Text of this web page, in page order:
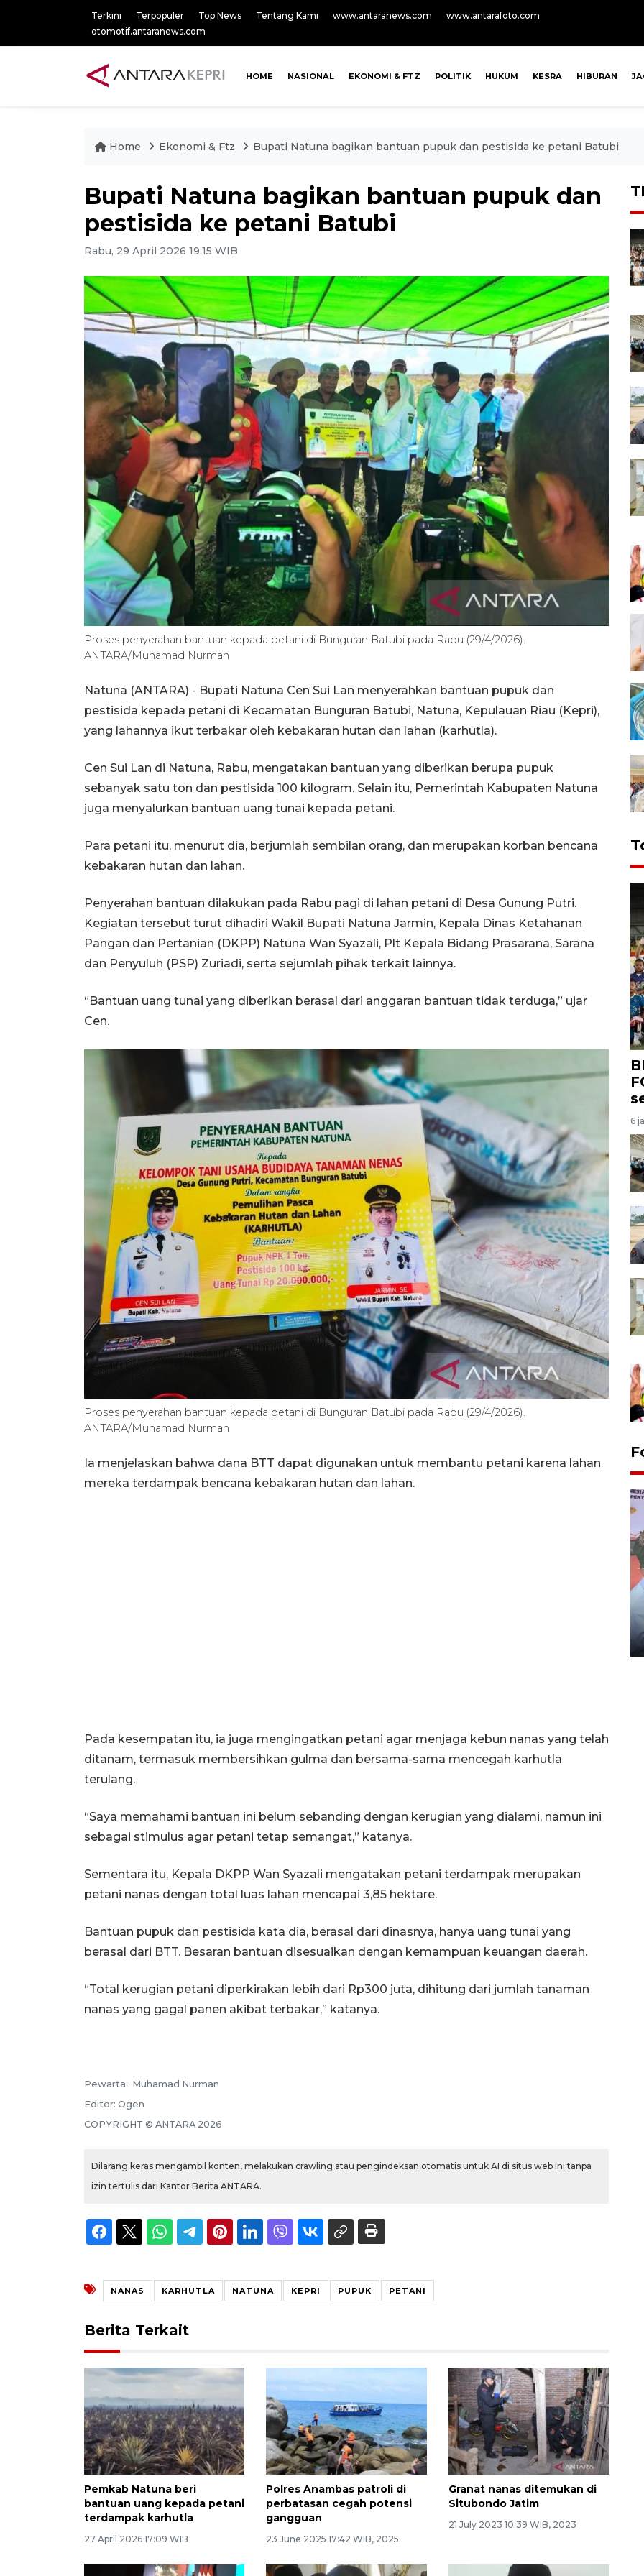
Terkini Terpopuler Top News Tentang Kami www.antaranews.com
www.antarafoto.com
otomotif.antaranews.com
HOME NASIONAL EKONOMI & FTZ POLITIK HUKUM KESRA HIBURAN
Home Ekonomi & Ftz Bupati Natuna bagikan bantuan pupuk dan pestisida ke petani Batubi
Bupati Natuna bagikan bantuan pupuk dan
pestisida ke petani Batubi
Rabu, 29 April 2026 19:15 WIB
Proses penyerahan bantuan kepada petani di Bunguran Batubi pada Rabu (29/4/2026).
ANTARA/Muhamad Nurman
Natuna (ANTARA) - Bupati Natuna Cen Sui Lan menyerahkan bantuan pupuk dan
pestisida kepada petani di Kecamatan Bunguran Batubi, Natuna, Kepulauan Riau (Kepri),
yang lahannya ikut terbakar oleh kebakaran hutan dan lahan (karhutla).
Cen Sui Lan di Natuna, Rabu, mengatakan bantuan yang diberikan berupa pupuk
sebanyak satu ton dan pestisida 100 kilogram. Selain itu, Pemerintah Kabupaten Natuna
juga menyalurkan bantuan uang tunai kepada petani.
Para petani itu, menurut dia, berjumlah sembilan orang, dan merupakan korban bencana
kebakaran hutan dan lahan.
Penyerahan bantuan dilakukan pada Rabu pagi di lahan petani di Desa Gunung Putri.
Kegiatan tersebut turut dihadiri Wakil Bupati Natuna Jarmin, Kepala Dinas Ketahanan
Pangan dan Pertanian (DKPP) Natuna Wan Syazali, Plt Kepala Bidang Prasarana, Sarana
dan Penyuluh (PSP) Zuriadi, serta sejumlah pihak terkait lainnya.
“Bantuan uang tunai yang diberikan berasal dari anggaran bantuan tidak terduga,” ujar
Cen.
Proses penyerahan bantuan kepada petani di Bunguran Batubi pada Rabu (29/4/2026).
ANTARA/Muhamad Nurman
Ia menjelaskan bahwa dana BTT dapat digunakan untuk membantu petani karena lahan
mereka terdampak bencana kebakaran hutan dan lahan.
Pada kesempatan itu, ia juga mengingatkan petani agar menjaga kebun nanas yang telah
ditanam, termasuk membersihkan gulma dan bersama-sama mencegah karhutla
terulang.
“Saya memahami bantuan ini belum sebanding dengan kerugian yang dialami, namun ini
sebagai stimulus agar petani tetap semangat,” katanya.
Sementara itu, Kepala DKPP Wan Syazali mengatakan petani terdampak merupakan
petani nanas dengan total luas lahan mencapai 3,85 hektare.
Bantuan pupuk dan pestisida kata dia, berasal dari dinasnya, hanya uang tunai yang
berasal dari BTT. Besaran bantuan disesuaikan dengan kemampuan keuangan daerah.
“Total kerugian petani diperkirakan lebih dari Rp300 juta, dihitung dari jumlah tanaman
nanas yang gagal panen akibat terbakar,” katanya.
Pewarta : Muhamad Nurman
Editor: Ogen
COPYRIGHT © ANTARA 2026
Dilarang keras mengambil konten, melakukan crawling atau pengindeksan otomatis untuk AI di situs web ini tanpa
izin tertulis dari Kantor Berita ANTARA.
NANAS KARHUTLA NATUNA KEPRI PUPUK PETANI
Berita Terkait
Pemkab Natuna beri
bantuan uang kepada petani
terdampak karhutla
27 April 2026 17:09 WIB
Polres Anambas patroli di
perbatasan cegah potensi
gangguan
23 June 2025 17:42 WIB, 2025
Granat nanas ditemukan di
Situbondo Jatim
21 July 2023 10:39 WIB, 2023
6